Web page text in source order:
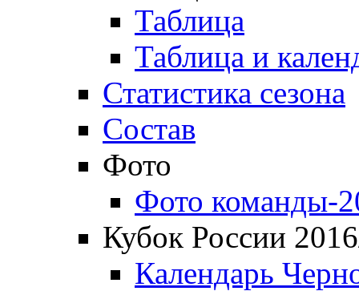
Таблица
Таблица и
Статистика сезона
Состав
Фото
Фото команды-
Кубок России
Календарь